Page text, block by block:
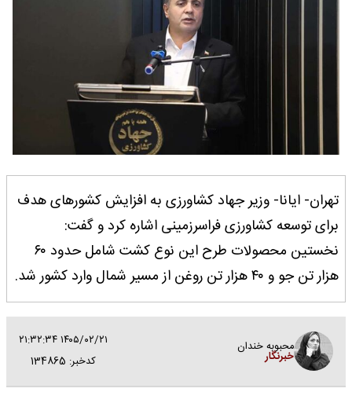
تهران- ایانا- وزیر جهاد کشاورزی به افزایش کشورهای هدف
برای توسعه کشاورزی فراسرزمینی اشاره کرد و گفت:
نخستین محصولات طرح این نوع کشت شامل حدود ۶۰
هزار تن جو و ۴۰ هزار تن روغن از مسیر شمال وارد کشور شد.
محبوبه خندان
خبرنگار
۱۴۰۵/۰۲/۲۱ ۲۱:۳۲:۳۴
کدخبر: 134865